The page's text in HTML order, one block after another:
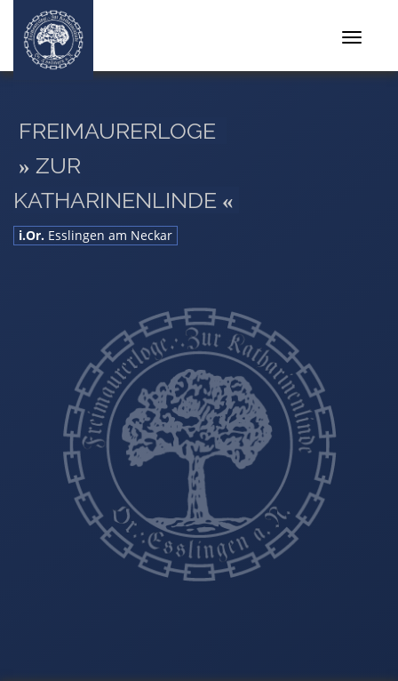
Toggle
FREIMAURERLOGE
» ZUR
KATHARINENLINDE «
i.Or. Esslingen am Neckar